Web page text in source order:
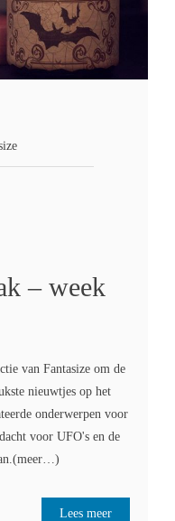
– week
van Fantasize om de
nieuwtjes op het
onderwerpen voor
voor UFO's en de
Lees meer